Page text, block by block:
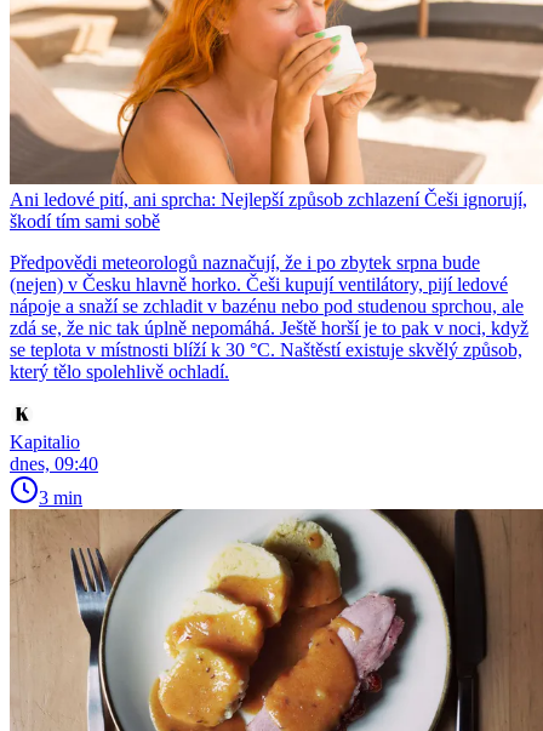
Ani ledové pití, ani sprcha: Nejlepší způsob zchlazení Češi ignorují,
škodí tím sami sobě
Předpovědi meteorologů naznačují, že i po zbytek srpna bude
(nejen) v Česku hlavně horko. Češi kupují ventilátory, pijí ledové
nápoje a snaží se zchladit v bazénu nebo pod studenou sprchou, ale
zdá se, že nic tak úplně nepomáhá. Ještě horší je to pak v noci, když
se teplota v místnosti blíží k 30 °C. Naštěstí existuje skvělý způsob,
který tělo spolehlivě ochladí.
Kapitalio
dnes, 09:40
3 min